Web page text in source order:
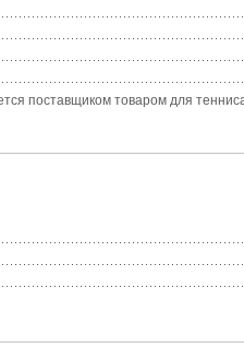
поставщиком товаром для